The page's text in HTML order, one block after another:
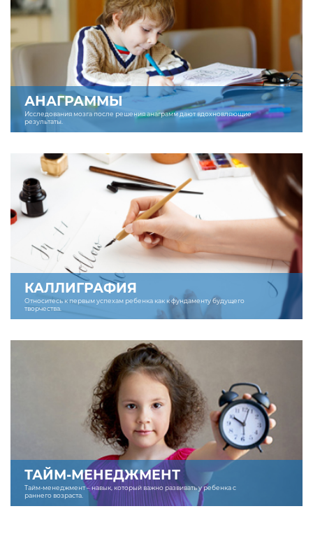
АНАГРАММЫ
Исследования мозга после решения анаграмм дают вдохновляющие
результаты.
КАЛЛИГРАФИЯ
Относитесь к первым успехам ребенка как к фундаменту будущего
творчества.
ТАЙМ-МЕНЕДЖМЕНТ
Тайм-менеджмент – навык, который важно развивать у ребенка с
раннего возраста.